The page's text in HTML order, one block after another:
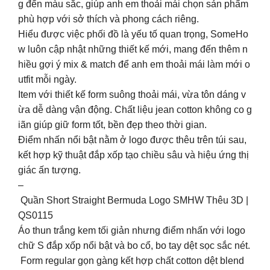
g đến màu sắc, giúp anh em thoải mái chọn sản phẩm
phù hợp với sở thích và phong cách riêng.
Hiểu được việc phối đồ là yếu tố quan trọng, SomeHo
w luôn cập nhật những thiết kế mới, mang đến thêm n
hiều gợi ý mix & match để anh em thoải mái làm mới o
utfit mỗi ngày.
Item với thiết kế form suông thoải mái, vừa tôn dáng v
ừa dễ dàng vận động. Chất liệu jean cotton không co g
iãn giúp giữ form tốt, bền đẹp theo thời gian.
Điểm nhấn nổi bật nằm ở logo được thêu trên túi sau,
kết hợp kỹ thuật đắp xốp tạo chiều sâu và hiệu ứng thị
giác ấn tượng.
–
Quần Short Straight Bermuda Logo SMHW Thêu 3D |
QS0115
Áo thun trắng kem tối giản nhưng điểm nhấn với logo
chữ S đắp xốp nổi bật và bo cổ, bo tay dệt sọc sắc nét.
Form regular gọn gàng kết hợp chất cotton dệt blend